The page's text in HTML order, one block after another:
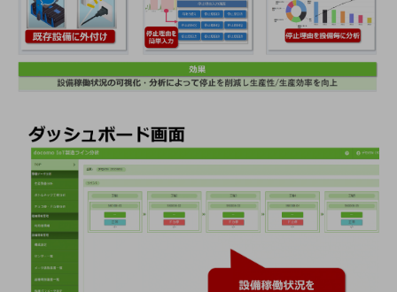
セキュリティ対策
遠隔監視
顧客体験（CX）改善
人材不足解消
業種・業態で探す
業種・業態で探すTOP
自治体
一次産業
医療・介護